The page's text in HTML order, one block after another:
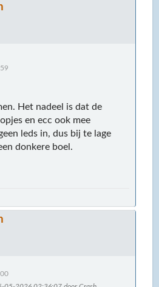
Het nadeel is dat de
en ecc ook mee
leds in, dus bij te lage
donkere boel.